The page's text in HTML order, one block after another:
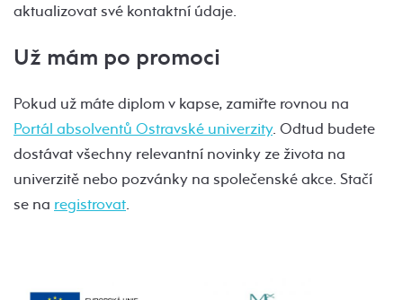
aktualizovat své kontaktní údaje.
Už mám po promoci
Pokud už máte diplom v kapse, zamiřte rovnou na
Portál absolventů Ostravské univerzity. Odtud budete
dostávat všechny relevantní novinky ze života na
univerzitě nebo pozvánky na společenské akce. Stačí
se na registrovat.